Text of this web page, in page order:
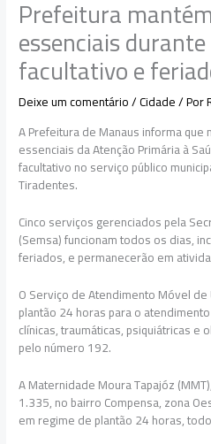
Prefeitura
essenciais
facultativo e
Deixe um comentário/Cidade/ Por
A Prefeitura de Manaus informa
essenciais da Atenção Primária à
facultativo no serviço público
Tiradentes.
Cinco serviços gerenciados pela
(Semsa) funcionam todos os dias,
feriados, e permanecerão em
O Serviço de Atendimento Móvel de
plantão 24 horas para o
clínicas, traumáticas, psiquiátricas e
pelo número 192.
A Maternidade Moura Tapajóz
1.335, no bairro Compensa, zona
em regime de plantão 24 horas,